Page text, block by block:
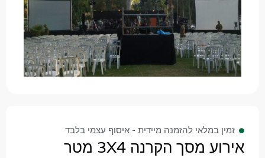
זמין במלאי להזמנה מיידית - איסוף עצמי בלבד
אירוע מסך הקרנה 3X4 מטר